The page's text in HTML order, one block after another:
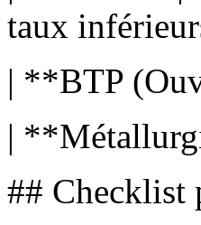
taux
| **BTP
|
## Checklist